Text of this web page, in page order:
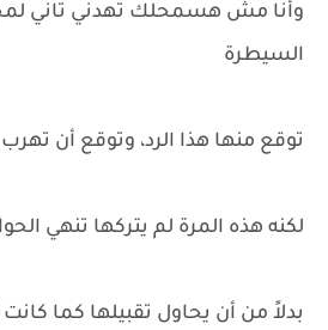
وأنا مش هسمحلك تهدني تاني
السيطرة
توقع منها هذا الرد، وتوقع أن
لكنه هذه المرة لم يتركها تنهي
بدلاً من أن يحاول تقبيلها كما